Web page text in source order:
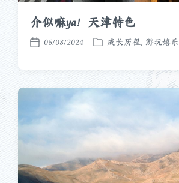
介似嘛ya！天津特色
发
日
期
06/08/2024
发
于
成长历程, 游玩嬉乐